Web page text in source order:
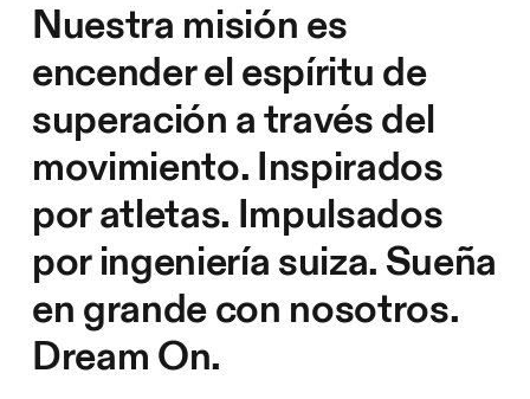
Nuestra misión es
encender el espíritu de
superación a través del
movimiento. Inspirados
por atletas. Impulsados
por ingeniería suiza. Sueña
en grande con nosotros.
Dream On.